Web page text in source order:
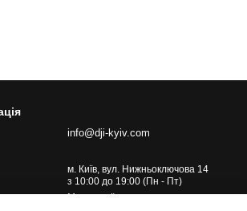
info@dji-kyiv.com
м. Київ, вул. Нижньоключова 14
з 10:00 до 19:00 (Пн - Пт)
Мапа проїзду